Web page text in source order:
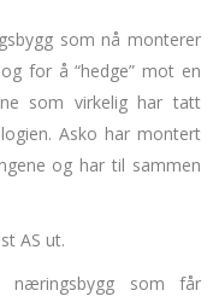
som nå monterer
for å “hedge” mot en
som virkelig har tatt
Asko har montert
og har til sammen
AS ut.
som får